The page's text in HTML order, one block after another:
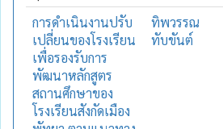
การดำเนินงานปรับ
เปลี่ยนของโรงเรียน
เพื่อรองรับการ
พัฒนาหลักสูตร
สถานศึกษาของ
โรงเรียนสังกัดเมือง
ทิพวรรณ
ทับขันต์